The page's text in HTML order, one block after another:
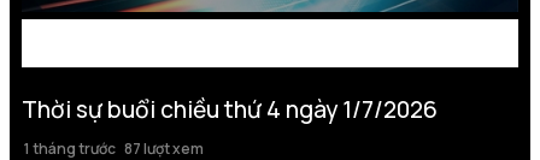
Thời sự buổi chiều thứ 4 ngày 1/7/2026
1 tháng trước 87 lượt xem